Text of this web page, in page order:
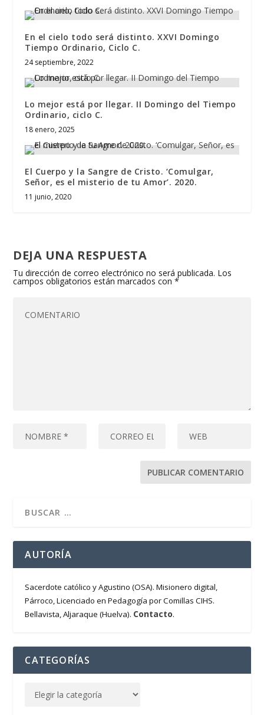
En el cielo todo será distinto. XXVI Domingo
Tiempo Ordinario, Ciclo C.
24 septiembre, 2022
Lo mejor está por llegar. II Domingo del Tiempo
Ordinario, ciclo C.
18 enero, 2025
El Cuerpo y la Sangre de Cristo. ‘Comulgar,
Señor, es el misterio de tu Amor’. 2020.
11 junio, 2020
DEJA UNA RESPUESTA
Tu dirección de correo electrónico no será publicada. Los
campos obligatorios están marcados con*
AUTORÍA
Sacerdote católico y Agustino (OSA). Misionero digital,
Párroco, Licenciado en Pedagogía por Comillas CIHS.
Bellavista, Aljaraque (Huelva). Contacto.
CATEGORÍAS